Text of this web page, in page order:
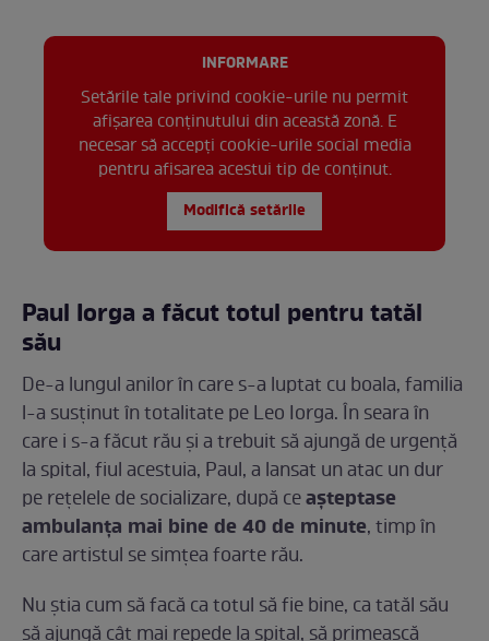
INFORMARE
Setările tale privind cookie-urile nu permit
afișarea conținutului din această zonă. E
necesar să accepți cookie-urile social media
pentru afisarea acestui tip de conținut.
Modifică setările
Paul Iorga a făcut totul pentru tatăl
său
De-a lungul anilor în care s-a luptat cu boala, familia
l-a susținut în totalitate pe Leo Iorga. În seara în
care i s-a făcut rău și a trebuit să ajungă de urgență
la spital, fiul acestuia, Paul, a lansat un atac un dur
pe rețelele de socializare, după ceașteptase
ambulanța mai bine de 40 de minute, timp în
care artistul se simțea foarte rău.
Nu știa cum să facă ca totul să fie bine, ca tatăl său